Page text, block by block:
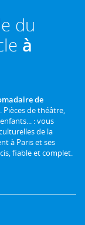
du
à
de
Pièces de théâtre,
: vous
de la
à Paris et ses
fiable et complet.